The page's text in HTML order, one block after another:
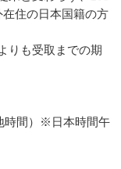
住の日本国籍の方
りも受取までの期
時間）※日本時間午